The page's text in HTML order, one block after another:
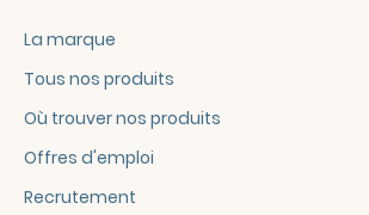
La marque
Tous nos produits
Où trouver nos produits
Offres d'emploi
Recrutement